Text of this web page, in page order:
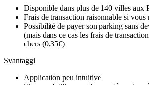
Disponible dans plus de 140 villes aux
Frais de transaction raisonnable si vous
Possibilité de payer son parking sans
(mais dans ce cas les frais de
chers (0,35€)
Svantaggi
Application peu intuitive